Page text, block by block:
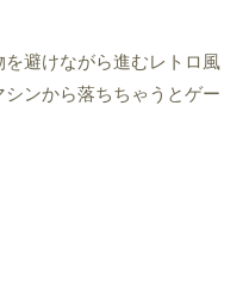
避けながら進むレトロ風
ンから落ちちゃうとゲー